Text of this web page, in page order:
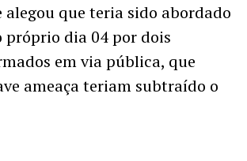
que teria sido abordado
próprio dia 04 por dois
em via pública, que
ameaça teriam subtraído o